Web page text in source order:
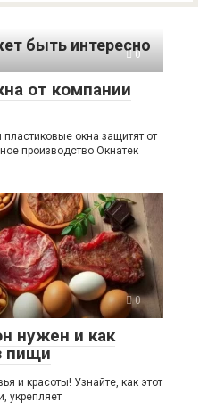
быть интересно
0
от компании
окна защитят от
производство Окнатек
0
нужен и как
пищи
и красоты! Узнайте, как этот
укрепляет